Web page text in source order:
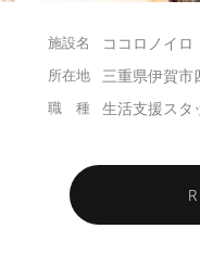
ココロノイロ
三重県伊賀市
生活支援スタ